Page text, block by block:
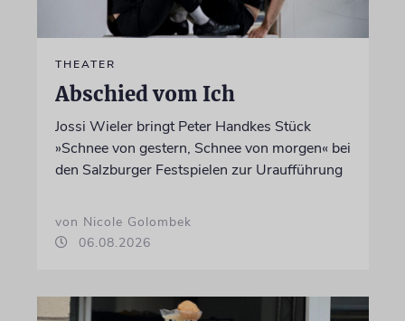
THEATER
Abschied vom Ich
Jossi Wieler bringt Peter Handkes Stück
»Schnee von gestern, Schnee von morgen« bei
den Salzburger Festspielen zur Uraufführung
von Nicole Golombek
06.08.2026